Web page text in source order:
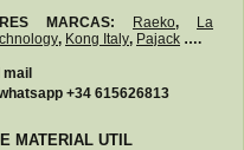
MARCAS:
Raeko,
La
, Kong Italy, Pajack ….
mail
+34 615626813
MATERIAL UTIL